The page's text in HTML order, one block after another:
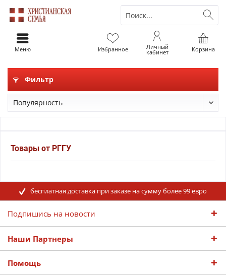
Корзина
Избранное Личный
кабинет
Меню
Фильтр
Товары от РГГУ
бесплатная доставка при заказе на сумму более 99 евро
Подпишись на новости
Наши Партнеры
Помощь